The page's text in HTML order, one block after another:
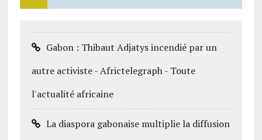
Gabon : Thibaut Adjatys incendié par un
autre activiste - Africtelegraph - Toute
l'actualité africaine
La diaspora gabonaise multiplie la diffusion